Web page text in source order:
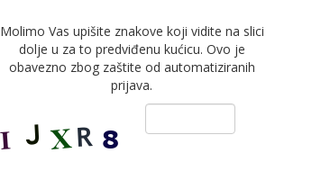
Molimo Vas upišite znakove koji vidite na slici
dolje u za to predviđenu kućicu. Ovo je
obavezno zbog zaštite od automatiziranih
prijava.